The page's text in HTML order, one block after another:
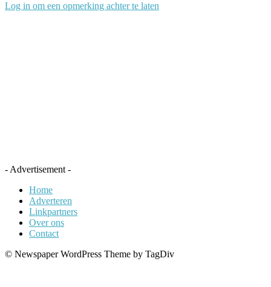
Log in om een opmerking achter te laten
- Advertisement -
Home
Adverteren
Linkpartners
Over ons
Contact
© Newspaper WordPress Theme by TagDiv